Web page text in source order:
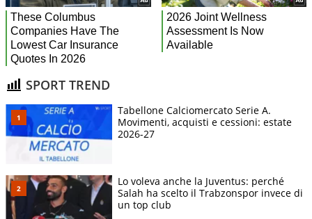
SPORT TREND
Tabellone Calciomercato Serie A.
Movimenti, acquisti e cessioni: estate
2026-27
Lo voleva anche la Juventus: perché
Salah ha scelto il Trabzonspor invece di
un top club